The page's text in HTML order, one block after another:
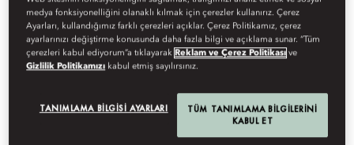
Görüntüleyin
medya fonksiyonelliğini olanaklı kılmak için çerezler kullanırız. Çerez
Ayarları, kullandığımız farklı çerezleri açıklar. Çerez Politikamız, çerez
ayarlarınızı değiştirme konusunda daha fazla bilgi ve açıklama sunar. “Tüm
çerezleri kabul ediyorum”a tıklayarak Reklam ve Çerez Politikası ve
Gizlilik Politikamızı kabul etmiş sayılırsınız.
TANIMLAMA BILGISI AYARLARI
TÜM TANIMLAMA BILGILERINI
KABUL ET